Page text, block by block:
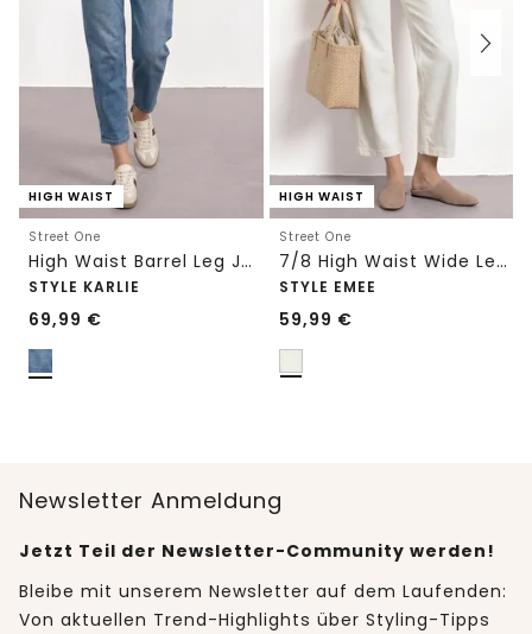
HIGH WAIST
Street One
High Waist Barrel Leg Jeans im Loose Fit
STYLE KARLIE
69,99 €
HIGH WAIST
Street One
7/8 High Waist Wide Leg Jeans im Loose Fit
STYLE EMEE
59,99 €
Newsletter Anmeldung
Jetzt Teil der Newsletter-Community werden!
Bleibe mit unserem Newsletter auf dem Laufenden:
Von aktuellen Trend-Highlights über Styling-Tipps